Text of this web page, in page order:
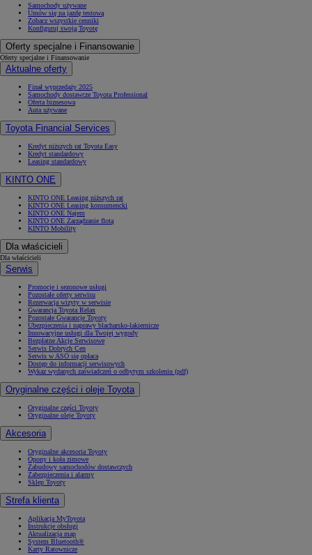
Samochody używane
Umów się na jazdę testową
Zobacz wszystkie cenniki
Konfiguruj swoją Toyotę
Oferty specjalne i Finansowanie
Oferty specjalne i Finansowanie
Aktualne oferty
Finał wyprzedaży 2025
Samochody dostawcze Toyota Professional
Oferta biznesowa
Auta używane
Toyota Financial Services
Kredyt niższych rat Toyota Easy
Kredyt standardowy
Leasing standardowy
KINTO ONE
KINTO ONE Leasing niższych rat
KINTO ONE Leasing konsumencki
KINTO ONE Najem
KINTO ONE Zarządzanie flotą
KINTO Mobility
Dla właścicieli
Dla właścicieli
Serwis
Promocje i sezonowe usługi
Pozostałe oferty serwisu
Rezerwacja wizyty w serwisie
Gwarancja Toyota Relax
Pozostałe Gwarancje Toyoty
Ubezpieczenia i naprawy blacharsko-lakiernicze
Innowacyjne usługi dla Twojej wygody
Bezpłatne Akcje Serwisowe
Serwis Dobrych Cen
Serwis w ASO się opłaca
Dostęp do informacji serwisowych
Wykaz wydanych zaświadczeń o odbytym szkoleniu (pdf)
Oryginalne części i oleje Toyota
Oryginalne części Toyoty
Oryginalne oleje Toyoty
Akcesoria
Oryginalne akcesoria Toyoty
Opony i koła zimowe
Zabudowy samochodów dostawczych
Zabezpieczenia i alarmy
Sklep Toyoty
Strefa klienta
Aplikacja MyToyota
Instrukcje obsługi
Aktualizacja map
System Bluetooth®
Karty Ratownicze